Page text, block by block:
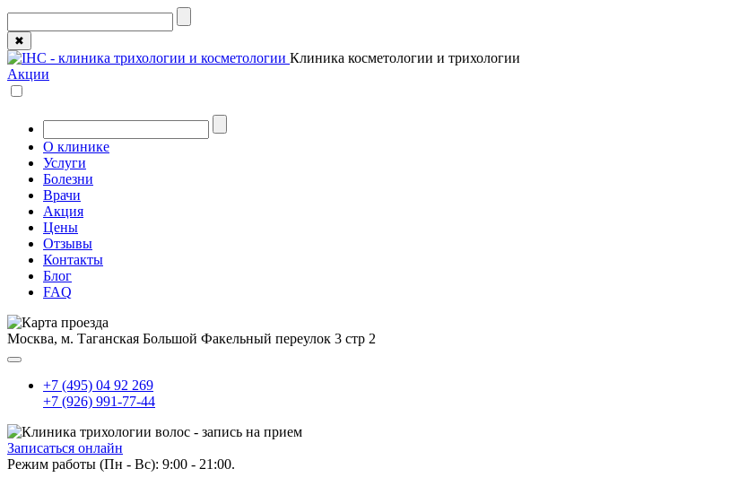
✖
Клиника косметологии и трихологии
Акции
О клинике
Услуги
Болезни
Врачи
Акция
Цены
Отзывы
Контакты
Блог
FAQ
Москва, м. Таганская Большой Факельный переулок 3 стр 2
+7 (495) 04 92 269
+7 (926) 991-77-44
Записаться онлайн
Режим работы (Пн - Вс): 9:00 - 21:00.